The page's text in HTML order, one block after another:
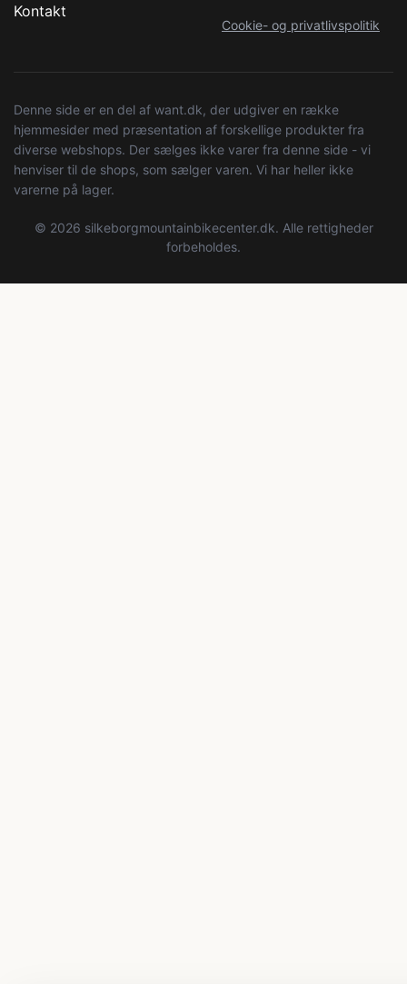
Kontakt
Cookie- og privatlivspolitik
Denne side er en del af want.dk, der udgiver en række
hjemmesider med præsentation af forskellige produkter fra
diverse webshops. Der sælges ikke varer fra denne side - vi
henviser til de shops, som sælger varen. Vi har heller ikke
varerne på lager.
© 2026 silkeborgmountainbikecenter.dk. Alle rettigheder
forbeholdes.